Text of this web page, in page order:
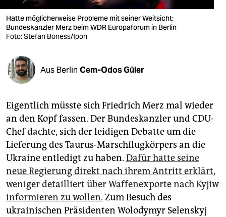
shop
fragen & hilfe
unterstützen
abo
epaper login
Hatte möglicherweise Probleme mit seiner Weitsicht:
Bundeskanzler Merz beim WDR Europaforum in Berlin
Foto: Stefan Boness/Ipon
Aus Berlin Cem-Odos Güler
Eigentlich müsste sich Friedrich Merz mal wieder
an den Kopf fassen. Der Bundeskanzler und CDU-
Chef dachte, sich der leidigen Debatte um die
Lieferung des Taurus-Marschflugkörpers an die
Ukraine entledigt zu haben. Dafür hatte seine
neue Regierung direkt nach ihrem Antritt erklärt,
weniger detailliert über Waffenexporte nach Kyjiw
informieren zu wollen. Zum Besuch des
ukrainischen Präsidenten Wolodymyr Selenskyj